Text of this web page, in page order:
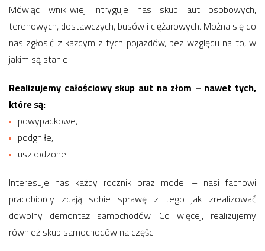
Mówiąc wnikliwiej intryguje nas skup aut osobowych,
terenowych, dostawczych, busów i ciężarowych. Można się do
nas zgłosić z każdym z tych pojazdów, bez względu na to, w
jakim są stanie.
Realizujemy całościowy skup aut na złom – nawet tych,
które są:
powypadkowe,
podgniłe,
uszkodzone.
Interesuje nas każdy rocznik oraz model – nasi fachowi
pracobiorcy zdają sobie sprawę z tego jak zrealizować
dowolny demontaż samochodów. Co więcej, realizujemy
również skup samochodów na części.